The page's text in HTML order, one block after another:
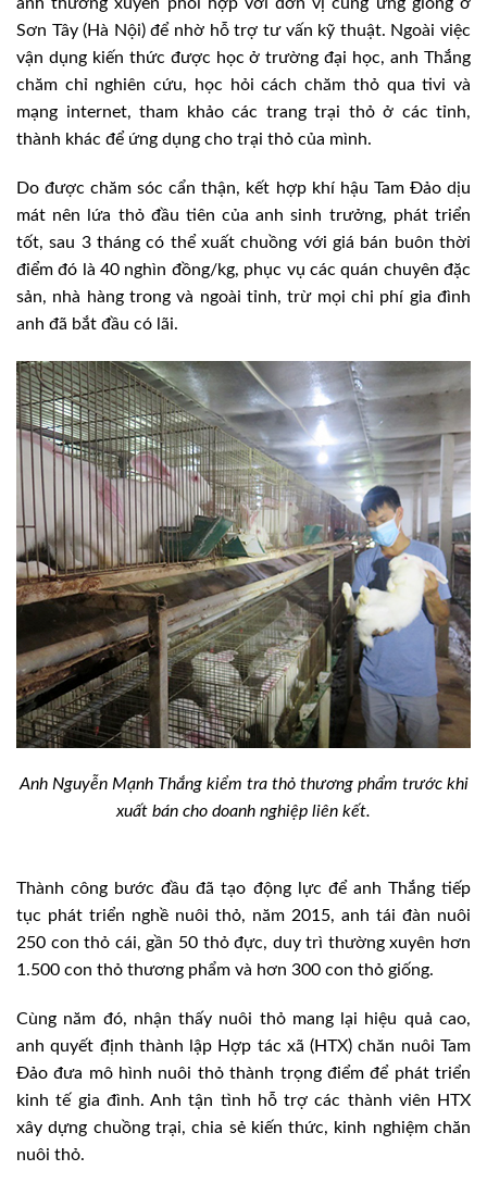
Sơn Tây (Hà Nội) để nhờ hỗ trợ tư vấn kỹ thuật. Ngoài việc
vận dụng kiến thức được học ở trường đại học, anh Thắng
chăm chỉ nghiên cứu, học hỏi cách chăm thỏ qua tivi và
mạng internet, tham khảo các trang trại thỏ ở các tỉnh,
thành khác để ứng dụng cho trại thỏ của mình.
Do được chăm sóc cẩn thận, kết hợp khí hậu Tam Đảo dịu
mát nên lứa thỏ đầu tiên của anh sinh trưởng, phát triển
tốt, sau 3 tháng có thể xuất chuồng với giá bán buôn thời
điểm đó là 40 nghìn đồng/kg, phục vụ các quán chuyên đặc
sản, nhà hàng trong và ngoài tỉnh, trừ mọi chi phí gia đình
anh đã bắt đầu có lãi.
Anh Nguyễn Mạnh Thắng kiểm tra thỏ thương phẩm trước khi
xuất bán cho doanh nghiệp liên kết.
Thành công bước đầu đã tạo động lực để anh Thắng tiếp
tục phát triển nghề nuôi thỏ, năm 2015, anh tái đàn nuôi
250 con thỏ cái, gần 50 thỏ đực, duy trì thường xuyên hơn
1.500 con thỏ thương phẩm và hơn 300 con thỏ giống.
Cùng năm đó, nhận thấy nuôi thỏ mang lại hiệu quả cao,
anh quyết định thành lập Hợp tác xã (HTX) chăn nuôi Tam
Đảo đưa mô hình nuôi thỏ thành trọng điểm để phát triển
kinh tế gia đình. Anh tận tình hỗ trợ các thành viên HTX
xây dựng chuồng trại, chia sẻ kiến thức, kinh nghiệm chăn
nuôi thỏ.